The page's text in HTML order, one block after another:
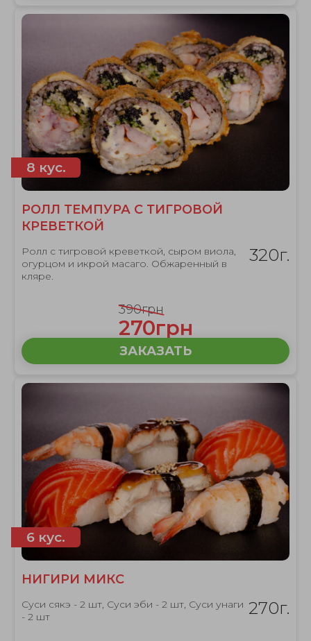
8 кус.
РОЛЛ ТЕМПУРА С ТИГРОВОЙ
КРЕВЕТКОЙ
Ролл с тигровой креветкой, сыром виола,
огурцом и икрой масаго. Обжаренный в
кляре.
320г.
390грн
270грн
ЗАКАЗАТЬ
6 кус.
НИГИРИ МИКС
Суси сякэ - 2 шт, Суси эби - 2 шт, Суси унаги
- 2 шт
270г.